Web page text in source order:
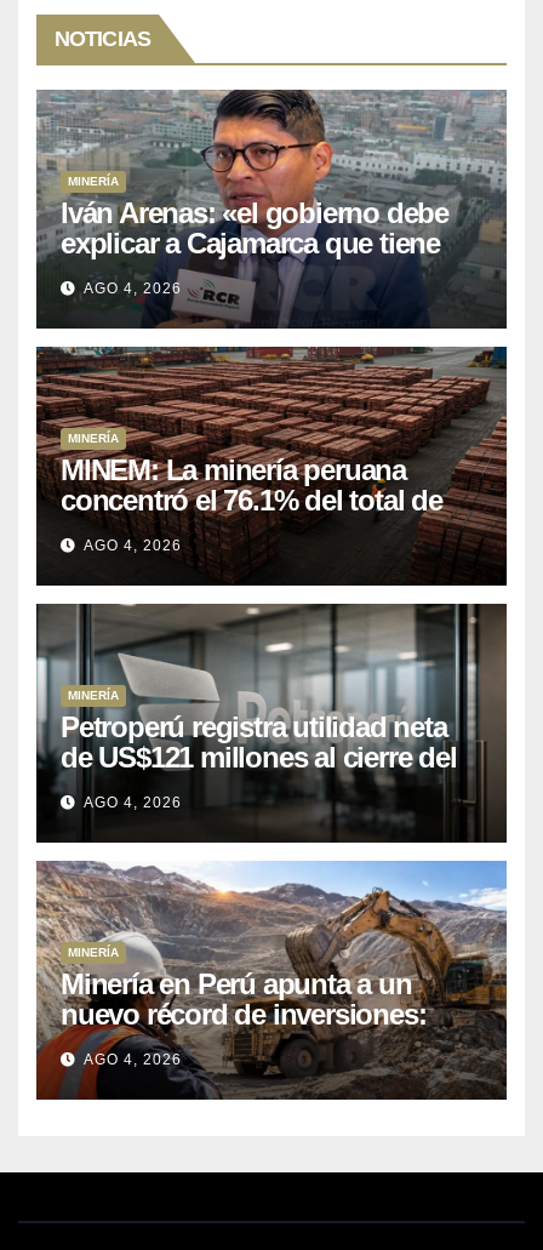
NOTICIAS
MINERÍA
Iván Arenas: «el gobierno debe
explicar a Cajamarca que tiene
US$ 16 mil millones en proyectos
mineros para salir de la pobreza
AGO 4, 2026
MINERÍA
MINEM: La minería peruana
concentró el 76.1% del total de
las exportaciones nacionales
entre enero y abril de 2026
AGO 4, 2026
MINERÍA
Petroperú registra utilidad neta
de US$121 millones al cierre del
primer semestre 2026
AGO 4, 2026
MINERÍA
Minería en Perú apunta a un
nuevo récord de inversiones:
crecen los petitorios y el FMI
insta a destrabar proyectos
AGO 4, 2026